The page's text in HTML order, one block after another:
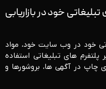
خود در بازاریابی
خود در وب سایت خود، مواد
پلتفرم های تبلیغاتی استفاده
چاپ در آگهی ها، بروشورها و